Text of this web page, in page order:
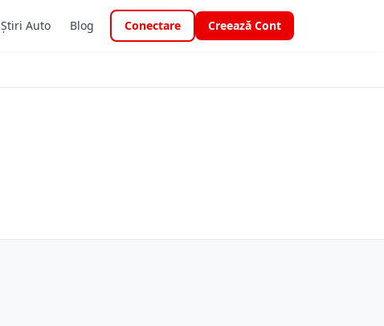
Știri Auto Blog Conectare Creează Cont